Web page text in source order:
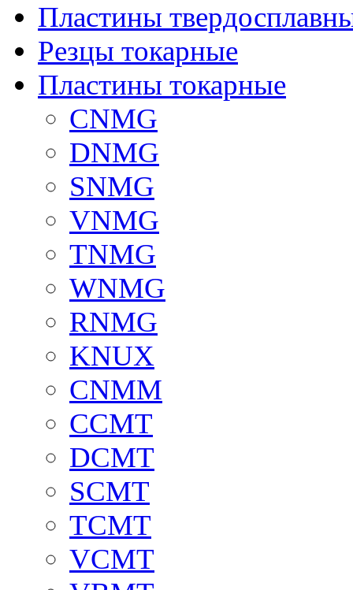
Пластины
Резцы токарные
Пластины токарные
CNMG
DNMG
SNMG
VNMG
TNMG
WNMG
RNMG
KNUX
CNMM
CCMT
DCMT
SCMT
TCMT
VCMT